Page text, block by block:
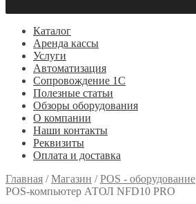
Каталог
Аренда кассы
Услуги
Автоматизация
Сопровождение 1С
Полезные статьи
Обзоры оборудования
О компании
Наши контакты
Реквизиты
Оплата и доставка
Главная /Магазин /POS - оборудование
POS-компьютер АТОЛ NFD10 PRO